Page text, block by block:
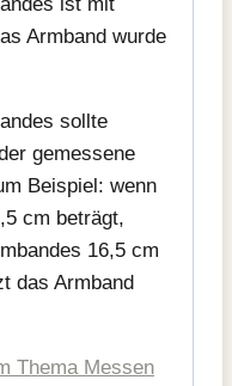
Armband wurde
sollte
gemessene
Beispiel: wenn
cm beträgt,
16,5 cm
das Armband
Thema Messen